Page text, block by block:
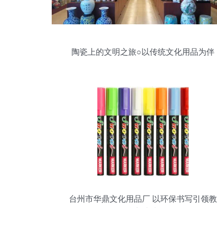
陶瓷上的文明之旅○以传统文化用品为伴
台州市华鼎文化用品厂 以环保书写引领教